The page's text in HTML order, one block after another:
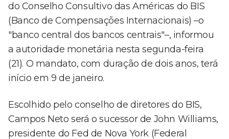
do Conselho Consultivo das Américas do BIS
(Banco de Compensações Internacionais) –o
"banco central dos bancos centrais"–, informou
a autoridade monetária nesta segunda-feira
(21). O mandato, com duração de dois anos, terá
início em 9 de janeiro.
Escolhido pelo conselho de diretores do BIS,
Campos Neto será o sucessor de John Williams,
presidente do Fed de Nova York (Federal